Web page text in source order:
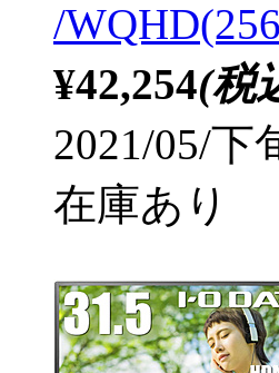
/
¥42,254(税
2021/05/下
在庫あり